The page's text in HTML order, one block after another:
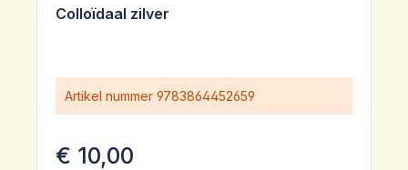
Colloïdaal zilver
Artikel nummer 9783864452659
€ 10,00